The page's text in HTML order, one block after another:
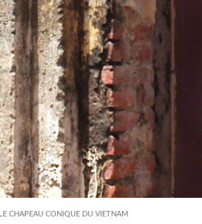
LE CHAPEAU CONIQUE DU VIETNAM